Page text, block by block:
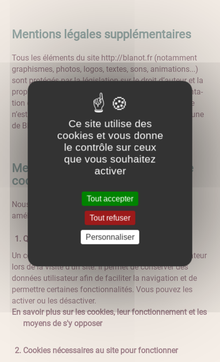
Mentions légales supplémentaires
Tous les éléments du site http://blanot.fr (notam­ment
gra­phis­mes, photos, logos, textes, sons, ani­ma­tions...)
sont protégés par la légis­la­tion sur le droit d’auteur et la
propriété intel­lec­tuelle. La repro­duc­tion et la représen­ta­
tion de tout ou partie des éléments com­po­sant le site
n’est per­mise qu’avec l’accord préalable de la commune
de Blanot.
Mentions relatives à l'utilisation de
cookies
Nous utilisons différents cookies sur le site pour
améliorer l'interactivité du site.
Qu'est-ce qu'un "cookie" ?
Un cookie est un fichier texte déposé sur votre ordinateur
lors de la visite d'un site. Il permet de conserver des
données utilisateur afin de faciliter la navigation et de
permettre certaines fonctionnalités. Vous pouvez les
activer ou les désactiver.
En savoir plus sur les cookies, leur fonctionnement et les
moyens de s'y opposer
Cookies nécessaires au site pour fonctionner
Ce site utilise des
cookies et vous donne
le contrôle sur ceux
que vous souhaitez
activer
Tout accepter
Tout refuser
Personnaliser